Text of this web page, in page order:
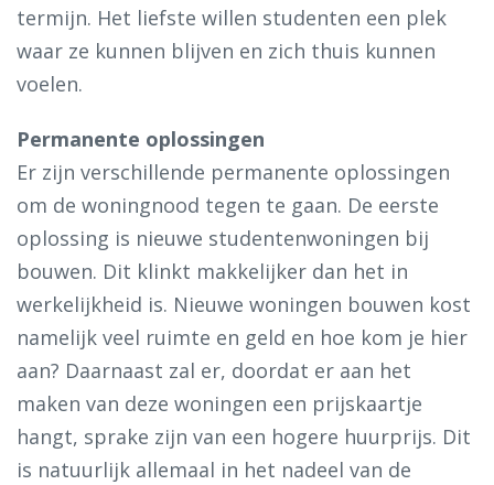
termijn. Het liefste willen studenten een plek
waar ze kunnen blijven en zich thuis kunnen
voelen.
Permanente oplossingen
Er zijn verschillende permanente oplossingen
om de woningnood tegen te gaan. De eerste
oplossing is nieuwe studentenwoningen bij
bouwen. Dit klinkt makkelijker dan het in
werkelijkheid is. Nieuwe woningen bouwen kost
namelijk veel ruimte en geld en hoe kom je hier
aan? Daarnaast zal er, doordat er aan het
maken van deze woningen een prijskaartje
hangt, sprake zijn van een hogere huurprijs. Dit
is natuurlijk allemaal in het nadeel van de